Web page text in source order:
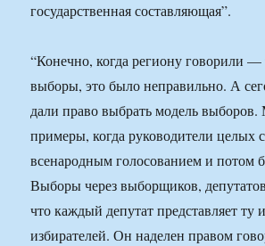
государственная составляющая”.
“Конечно, когда региону говорили
выборы, это было неправильно. А
дали право выбрать модель
примеры, когда руководители целых
всенародным голосованием и потом
Выборы через выборщиков,
что каждый депутат представляет
избирателей. Он наделен правом